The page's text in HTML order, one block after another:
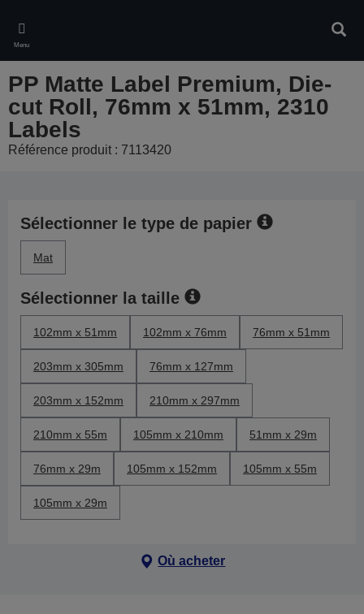
main
content
Menu
PP Matte Label Premium, Die-
cut Roll, 76mm x 51mm, 2310
Labels
Référence produit : 7113420
Sélectionner le type de papier
Mat
Sélectionner la taille
102mm x 51mm 102mm x 76mm 76mm x 51mm
203mm x 305mm 76mm x 127mm
203mm x 152mm 210mm x 297mm
210mm x 55m 105mm x 210mm 51mm x 29m
76mm x 29m 105mm x 152mm 105mm x 55m
105mm x 29m
Où acheter